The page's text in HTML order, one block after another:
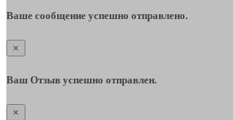
Ваше сообщение успешно отправлено.
×
Ваш Отзыв успешно отправлен.
×